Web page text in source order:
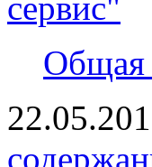
сервис"
Общая